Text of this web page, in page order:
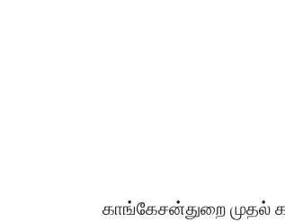
காங்கேசன்துறை முதல்